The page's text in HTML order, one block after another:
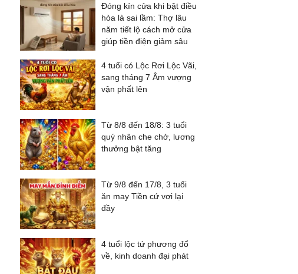
Đóng kín cửa khi bật điều
hòa là sai lầm: Thợ lâu
năm tiết lộ cách mở cửa
giúp tiền điện giảm sâu
4 tuổi có Lộc Rơi Lộc Vãi,
sang tháng 7 Âm vượng
vận phất lên
Từ 8/8 đến 18/8: 3 tuổi
quý nhân che chở, lương
thưởng bật tăng
Từ 9/8 đến 17/8, 3 tuổi
ăn may Tiền cứ vơi lại
đầy
4 tuổi lộc tứ phương đổ
về, kinh doanh đại phát